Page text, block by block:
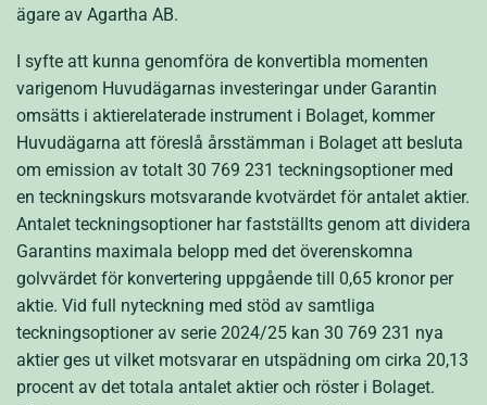
ägare av Agartha AB.
I syfte att kunna genomföra de konvertibla momenten
varigenom Huvudägarnas investeringar under Garantin
omsätts i aktierelaterade instrument i Bolaget, kommer
Huvudägarna att föreslå årsstämman i Bolaget att besluta
om emission av totalt 30 769 231 teckningsoptioner med
en teckningskurs motsvarande kvotvärdet för antalet aktier.
Antalet teckningsoptioner har fastställts genom att dividera
Garantins maximala belopp med det överenskomna
golvvärdet för konvertering uppgående till 0,65 kronor per
aktie. Vid full nyteckning med stöd av samtliga
teckningsoptioner av serie 2024/25 kan 30 769 231 nya
aktier ges ut vilket motsvarar en utspädning om cirka 20,13
procent av det totala antalet aktier och röster i Bolaget.